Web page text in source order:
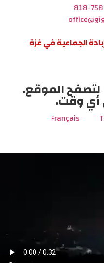
818-
الجماعية في غزة
لتصفح الموقع.
أي وقت.
Français